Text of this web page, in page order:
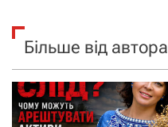
Більше від автора